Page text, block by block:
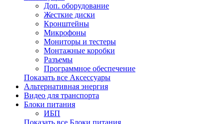
Доп. оборудование
Жесткие диски
Кронштейны
Микрофоны
Мониторы и тестеры
Монтажные коробки
Разъемы
Программное обеспечение
Показать все Аксессуары
Альтернативная энергия
Видео для транспорта
Блоки питания
ИБП
Показать все Блоки питания